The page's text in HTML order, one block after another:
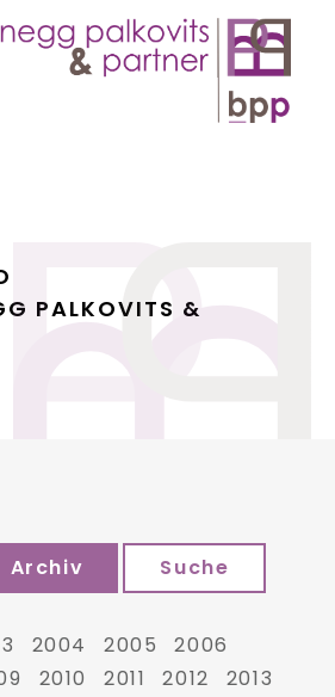
PALKOVITS &
Archiv Suche
2004 2005
2006
2010 2011 2012
2013